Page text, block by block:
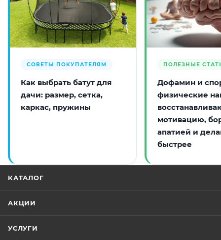
СОВЕТЫ ПОКУПАТЕЛЯМ
Как выбрать батут для
дачи: размер, сетка,
каркас, пружины
ПОЛЕЗНЫЕ
Дофамин и
физические
мотивацию,
апатией и
быстрее
КАТАЛОГ
АКЦИИ
УСЛУГИ